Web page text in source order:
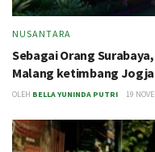
NUSANTARA
Sebagai Orang
Malang ketimbang Jogja
OLEH BELLA YUNINDA PUTRI 19